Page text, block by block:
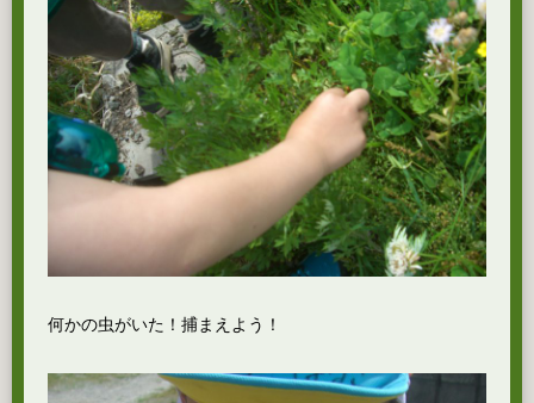
何かの虫がいた！捕まえよう！